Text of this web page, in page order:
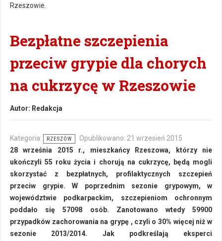
Rzeszowie.
Bezpłatne szczepienia
przeciw grypie dla chorych
na cukrzycę w Rzeszowie
Autor: Redakcja
Kategoria: RZESZÓW
Opublikowano: 21 wrzesień 2015
28 września 2015 r., mieszkańcy Rzeszowa, którzy nie
ukończyli 55 roku życia i chorują na cukrzycę, będą mogli
skorzystać z bezpłatnych, profilaktycznych szczepień
przeciw grypie. W poprzednim sezonie grypowym, w
województwie podkarpackim, szczepieniom ochronnym
poddało się 57098 osób. Zanotowano wtedy 59900
przypadków zachorowania na grypę , czyli o 30% więcej niż w
sezonie 2013/2014. Jak podkreślają eksperci